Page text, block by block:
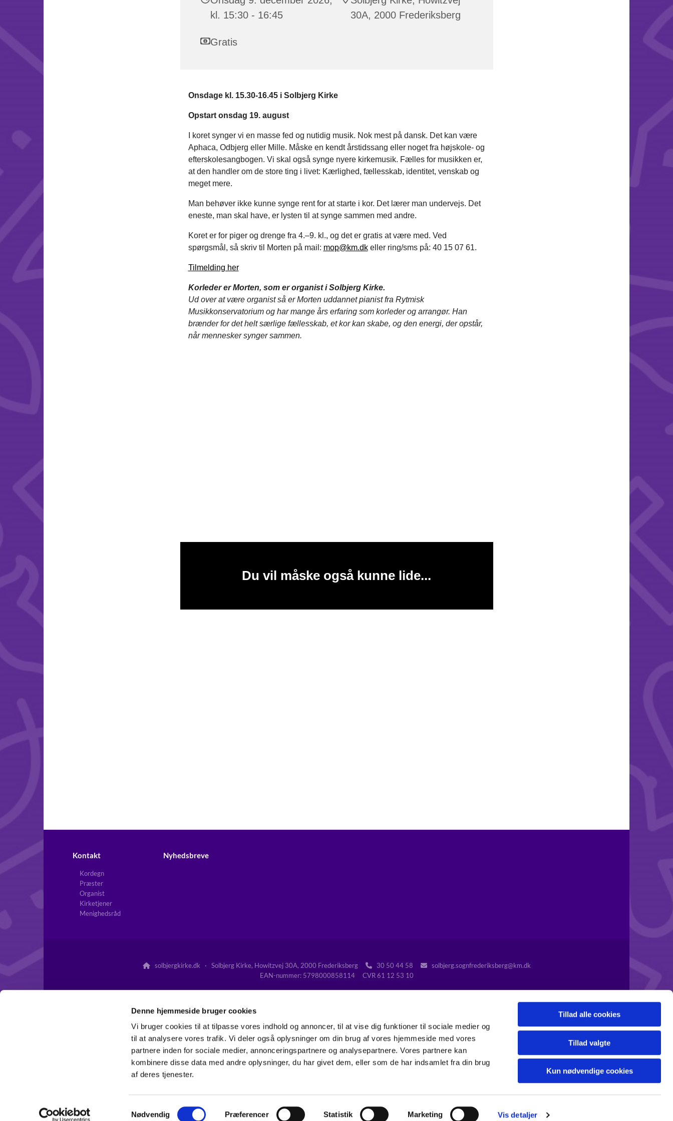
Denne hjemmeside bruger cookies
Vi bruger cookies til at tilpasse vores indhold og annoncer, til at vise dig funktioner til sociale medier og
til at analysere vores trafik. Vi deler også oplysninger om din brug af vores hjemmeside med vores
partnere inden for sociale medier, annonceringspartnere og analysepartnere. Vores partnere kan
kombinere disse data med andre oplysninger, du har givet dem, eller som de har indsamlet fra din brug
af deres tjenester.
Nødvendig Præferencer Statistik Marketing Vis detaljer
Tillad alle cookies
Tillad valgte
Kun nødvendige cookies
kl. 15:30 - 16:45
30A, 2000 Frederiksberg
Gratis
Onsdage kl. 15.30-16.45 i Solbjerg Kirke
Opstart onsdag 19. august
I koret synger vi en masse fed og nutidig musik. Nok mest på dansk. Det kan være
Aphaca, Odbjerg eller Mille. Måske en kendt årstidssang eller noget fra højskole- og
efterskolesangbogen. Vi skal også synge nyere kirkemusik. Fælles for musikken er,
at den handler om de store ting i livet: Kærlighed, fællesskab, identitet, venskab og
meget mere.
Man behøver ikke kunne synge rent for at starte i kor. Det lærer man undervejs. Det
eneste, man skal have, er lysten til at synge sammen med andre.
Koret er for piger og drenge fra 4.–9. kl., og det er gratis at være med. Ved
spørgsmål, så skriv til Morten på mail: mop@km.dkeller ring/sms på: 40 15 07 61.
Tilmelding her
Korleder er Morten, som er organist i Solbjerg Kirke.
Ud over at være organist så er Morten uddannet pianist fra Rytmisk
Musikkonservatorium og har mange års erfaring som korleder og arrangør. Han
brænder for det helt særlige fællesskab, et kor kan skabe, og den energi, der opstår,
når mennesker synger sammen.
Du vil måske også kunne lide...
Kontakt
Kordegn
Præster
Organist
Kirketjener
Menighedsråd
Nyhedsbreve
solbjergkirke.dk · Solbjerg Kirke, Howitzvej 30A, 2000 Frederiksberg 30 50 44 58 solbjerg.sognfrederiksberg@km.dk
EAN-nummer: 5798000858114 CVR 61 12 53 10
Gå til Folkekirken på Frederiksberg
Kontakt Tilgængelighedserklæring